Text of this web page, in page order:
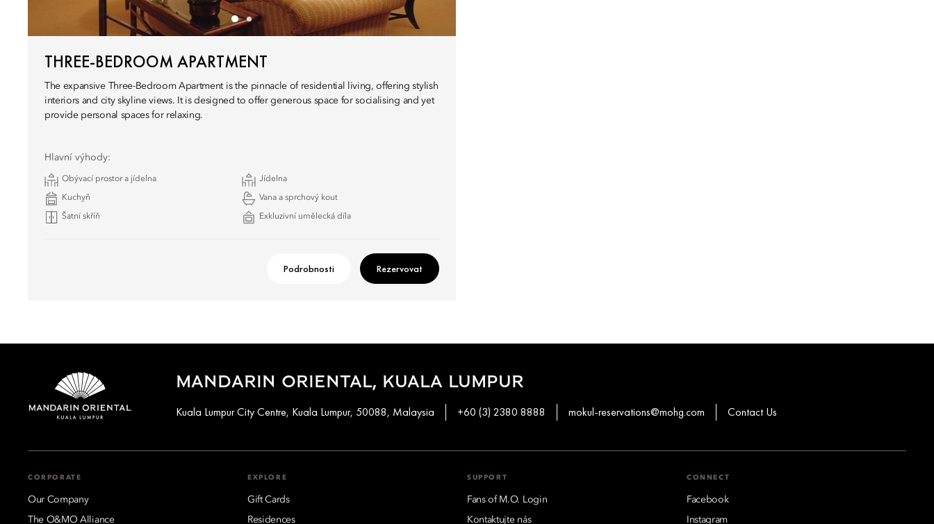
THREE-BEDROOM APARTMENT
The expansive Three-Bedroom Apartment is the pinnacle of residential living, offering stylish
interiors and city skyline views. It is designed to offer generous space for socialising and yet
provide personal spaces for relaxing.
Hlavní výhody:
Obývací prostor a jídelna Jídelna
Kuchyň Vana a sprchový kout
Šatní skříň Exkluzivní umělecká díla
Podrobnosti Rezervovat
MANDARIN ORIENTAL, KUALA LUMPUR
Kuala Lumpur City Centre, Kuala Lumpur, 50088, Malaysia +60 (3) 2380 8888 mokul-reservations@mohg.com Contact Us
CORPORATE
Our Company
The O&MO Alliance
EXPLORE
Gift Cards
Residences
SUPPORT
Fans of M.O. Login
Kontaktujte nás
CONNECT
Facebook
Instagram